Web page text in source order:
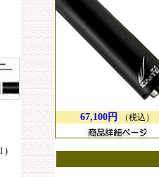
67,100円 （税込）